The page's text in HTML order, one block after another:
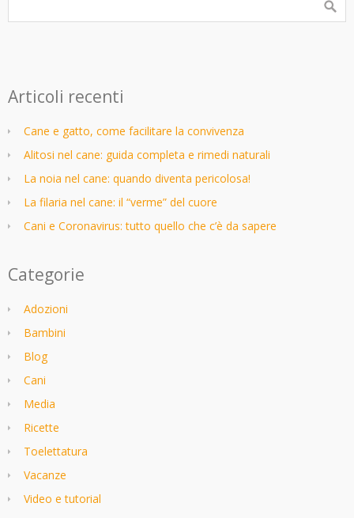
Articoli recenti
Cane e gatto, come facilitare la convivenza
Alitosi nel cane: guida completa e rimedi naturali
La noia nel cane: quando diventa pericolosa!
La filaria nel cane: il “verme” del cuore
Cani e Coronavirus: tutto quello che c’è da sapere
Categorie
Adozioni
Bambini
Blog
Cani
Media
Ricette
Toelettatura
Vacanze
Video e tutorial